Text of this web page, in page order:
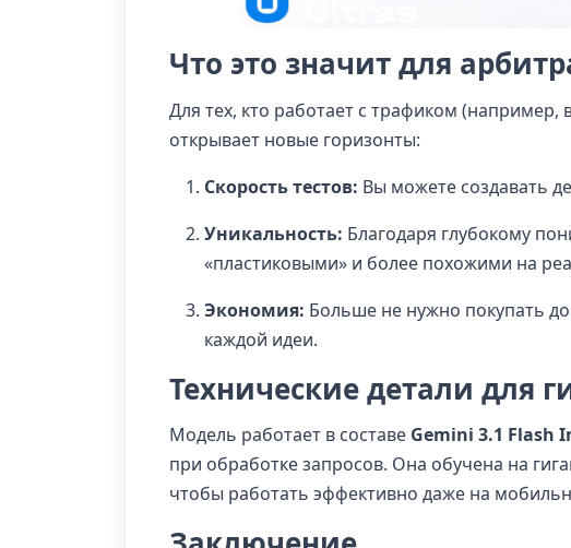
Что это значит для
Для тех, кто работает с трафиком
открывает новые горизонты:
Скорость тестов: Вы можете создавать
Уникальность: Благодаря глубокому
«пластиковыми» и более похожими на
Экономия: Больше не нужно покупать
каждой идеи.
Технические детали для
Модель работает в составе Gemini 3.1 Flash
при обработке запросов. Она обучена на
чтобы работать эффективно даже на